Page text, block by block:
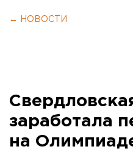
← НОВОСТИ
заработала
на